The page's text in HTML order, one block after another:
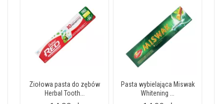
Ziołowa pasta do zębów
Herbal Tooth...
Pasta wybielająca Miswak
Whitening ...